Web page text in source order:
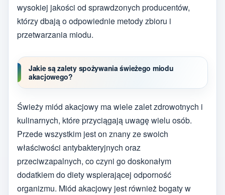
wysokiej jakości od sprawdzonych producentów,
którzy dbają o odpowiednie metody zbioru i
przetwarzania miodu.
Jakie są zalety spożywania świeżego miodu
akacjowego?
Świeży miód akacjowy ma wiele zalet zdrowotnych i
kulinarnych, które przyciągają uwagę wielu osób.
Przede wszystkim jest on znany ze swoich
właściwości antybakteryjnych oraz
przeciwzapalnych, co czyni go doskonałym
dodatkiem do diety wspierającej odporność
organizmu. Miód akacjowy jest również bogaty w